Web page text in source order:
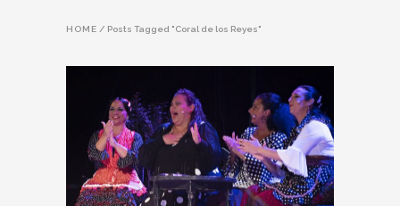
HOME / Posts Tagged "Coral de los Reyes"